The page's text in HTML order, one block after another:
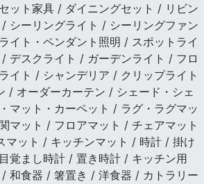
ット家具 / ダイニングセット / リビン
シーリングライト / シーリングファン
イト・ペンダント照明 / スポットライ
デスクライト / ガーデンライト / フロ
イト / シャンデリア / クリップライト
/ オーダーカーテン / シェード・シェ
マット・カーペット / ラグ・ラグマッ
マット / フロアマット / チェアマット
マット / キッチンマット / 時計 / 掛け
覚まし時計 / 置き時計 / キッチン用
和食器 / 箸置き / 洋食器 / カトラリー